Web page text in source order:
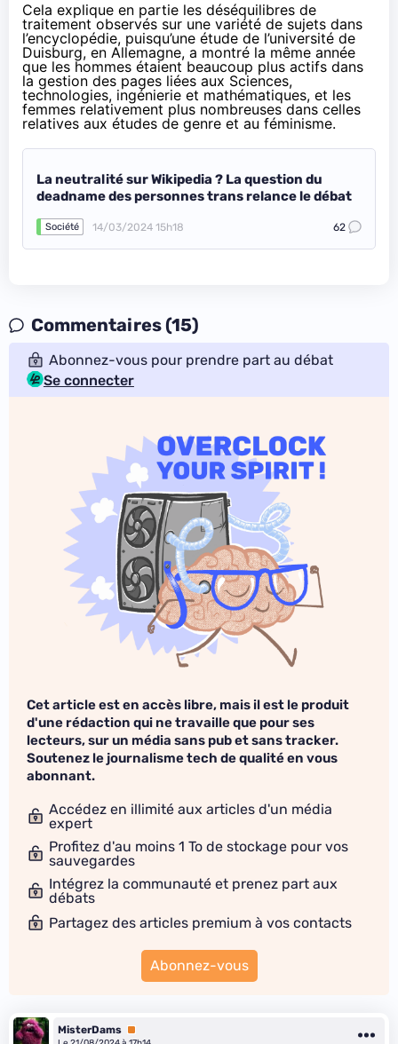
Cela explique en partie les déséquilibres de
traitement observés sur une variété de sujets dans
l’encyclopédie, puisqu’une étude de l’université de
Duisburg, en Allemagne, a montré la même année
que les hommes étaient beaucoup plus actifs dans
la gestion des pages liées aux Sciences,
technologies, ingénierie et mathématiques, et les
femmes relativement plus nombreuses dans celles
relatives aux études de genre et au féminisme.
La neutralité sur Wikipedia ? La question du
deadname des personnes trans relance le débat
Société 14/03/2024 15h18 62
Commentaires (15)
Abonnez-vous pour prendre part au débat
Se connecter
Cet article est en accès libre, mais il est le produit
d'une rédaction qui ne travaille que pour ses
lecteurs, sur un média sans pub et sans tracker.
Soutenez le journalisme tech de qualité en vous
abonnant.
Accédez en illimité aux articles d'un média
expert
Profitez d'au moins 1 To de stockage pour vos
sauvegardes
Intégrez la communauté et prenez part aux
débats
Partagez des articles premium à vos contacts
Abonnez-vous
MisterDams Premium